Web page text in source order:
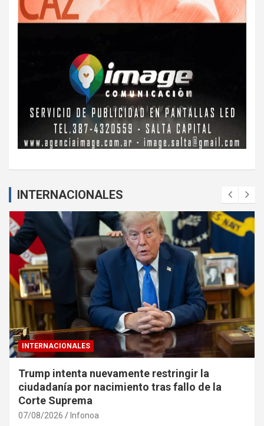
INTERNACIONALES
INTERNACIONALES
Trump intenta nuevamente restringir la
ciudadanía por nacimiento tras fallo de la
Corte Suprema
07/08/2026 Infonoa